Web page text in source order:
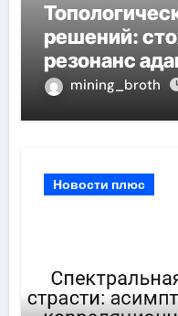
решений:
резонанс
приmining_broth
Новости плюс